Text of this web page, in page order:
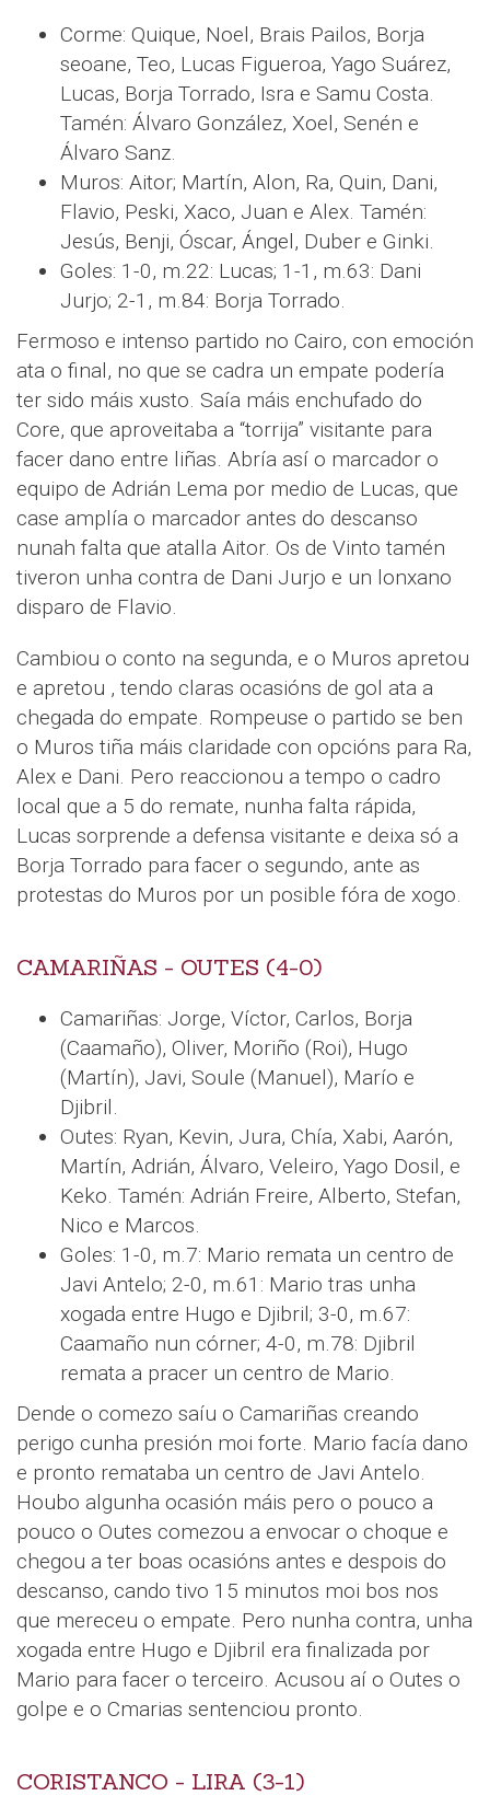
Corme: Quique, Noel, Brais Pailos, Borja
seoane, Teo, Lucas Figueroa, Yago Suárez,
Lucas, Borja Torrado, Isra e Samu Costa.
Tamén: Álvaro González, Xoel, Senén e
Álvaro Sanz.
Muros: Aitor; Martín, Alon, Ra, Quin, Dani,
Flavio, Peski, Xaco, Juan e Alex. Tamén:
Jesús, Benji, Óscar, Ángel, Duber e Ginki.
Goles: 1-0, m.22: Lucas; 1-1, m.63: Dani
Jurjo; 2-1, m.84: Borja Torrado.
Fermoso e intenso partido no Cairo, con emoción
ata o final, no que se cadra un empate podería
ter sido máis xusto. Saía máis enchufado do
Core, que aproveitaba a “torrija” visitante para
facer dano entre liñas. Abría así o marcador o
equipo de Adrián Lema por medio de Lucas, que
case amplía o marcador antes do descanso
nunah falta que atalla Aitor. Os de Vinto tamén
tiveron unha contra de Dani Jurjo e un lonxano
disparo de Flavio.
Cambiou o conto na segunda, e o Muros apretou
e apretou , tendo claras ocasións de gol ata a
chegada do empate. Rompeuse o partido se ben
o Muros tiña máis claridade con opcións para Ra,
Alex e Dani. Pero reaccionou a tempo o cadro
local que a 5 do remate, nunha falta rápida,
Lucas sorprende a defensa visitante e deixa só a
Borja Torrado para facer o segundo, ante as
protestas do Muros por un posible fóra de xogo.
CAMARIÑAS - OUTES (4-0)
Camariñas: Jorge, Víctor, Carlos, Borja
(Caamaño), Oliver, Moriño (Roi), Hugo
(Martín), Javi, Soule (Manuel), Marío e
Djibril.
Outes: Ryan, Kevin, Jura, Chía, Xabi, Aarón,
Martín, Adrián, Álvaro, Veleiro, Yago Dosil, e
Keko. Tamén: Adrián Freire, Alberto, Stefan,
Nico e Marcos.
Goles: 1-0, m.7: Mario remata un centro de
Javi Antelo; 2-0, m.61: Mario tras unha
xogada entre Hugo e Djibril; 3-0, m.67:
Caamaño nun córner; 4-0, m.78: Djibril
remata a pracer un centro de Mario.
Dende o comezo saíu o Camariñas creando
perigo cunha presión moi forte. Mario facía dano
e pronto remataba un centro de Javi Antelo.
Houbo algunha ocasión máis pero o pouco a
pouco o Outes comezou a envocar o choque e
chegou a ter boas ocasións antes e despois do
descanso, cando tivo 15 minutos moi bos nos
que mereceu o empate. Pero nunha contra, unha
xogada entre Hugo e Djibril era finalizada por
Mario para facer o terceiro. Acusou aí o Outes o
golpe e o Cmarias sentenciou pronto.
CORISTANCO - LIRA (3-1)